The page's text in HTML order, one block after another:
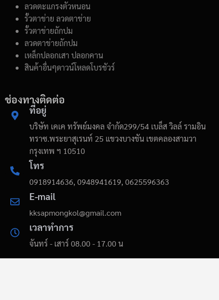
ลวดตะแกรงตัวหนอน
รั้วตาข่าย ลวดตาข่าย
รั้วตาข่ายถักปม
ลวดตาข่ายถักปม
เหล็กปลอกเสา ปลอกคาน
สินค้าอื่นๆดาวน์โหลดโบรชัวร์
ช่องทางติดต่อ
ที่อยู่
บริษัท เคเค ทรัพย์มงคล จำกัด299/54 เบล็ส วิลล์ รามอิน
ทราซ.พระยาสุเรนท์ 25 แขวงบางชัน เขตคลองสามวา
กรุงเทพ ฯ 10510
โทร
0918914636, 0948941619, 0625596363
E-mail
kksapmongkol@gmail.com
เวลาทำการ
จันทร์ - เสาร์ 08.00 - 17.00 น